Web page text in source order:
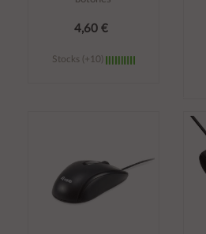
4,60 €
Stocks (+10)